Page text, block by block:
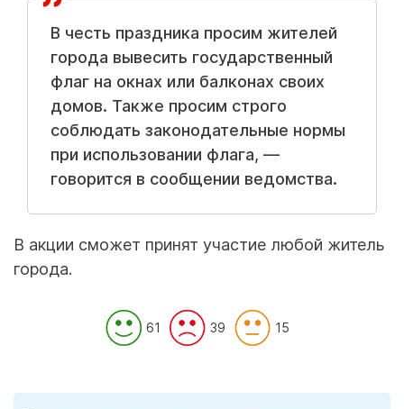
В честь праздника просим жителей
города вывесить государственный
флаг на окнах или балконах своих
домов. Также просим строго
соблюдать законодательные нормы
при использовании флага, —
говорится в сообщении ведомства.
В акции сможет принят участие любой житель
города.
61 39 15